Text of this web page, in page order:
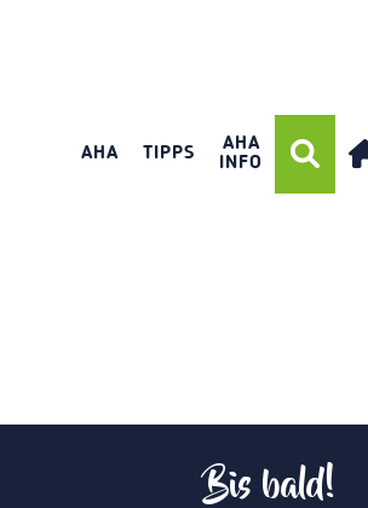
AHA TIPPS
AHA
INFO
Bis bald!